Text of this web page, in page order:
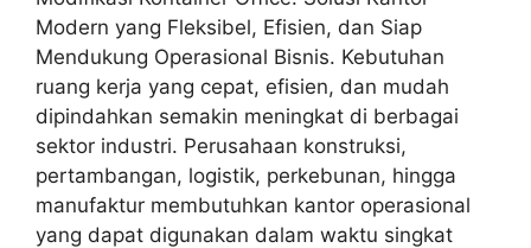
Modern yang Fleksibel, Efisien, dan Siap
Mendukung Operasional Bisnis. Kebutuhan
ruang kerja yang cepat, efisien, dan mudah
dipindahkan semakin meningkat di berbagai
sektor industri. Perusahaan konstruksi,
pertambangan, logistik, perkebunan, hingga
manufaktur membutuhkan kantor operasional
yang dapat digunakan dalam waktu singkat